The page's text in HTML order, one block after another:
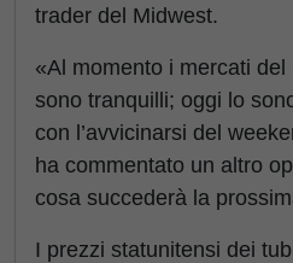
trader del Midwest.
«Al momento i mercati
sono tranquilli; oggi lo
con l’avvicinarsi del
ha commentato un altro
cosa succederà la
I prezzi statunitensi dei